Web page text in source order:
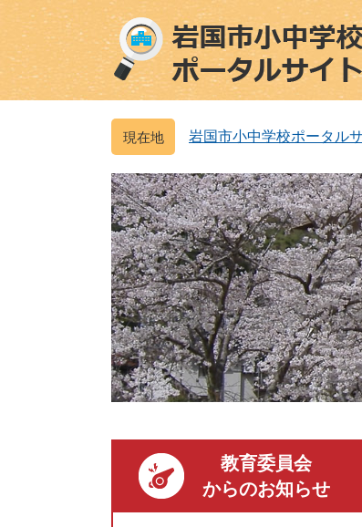
ジ
の
先
ュ
ー
を
岩国市小中学校ポータル
教育委員会
からのお知らせ